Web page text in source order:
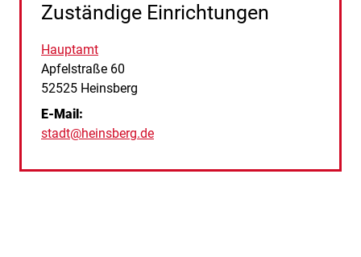
Zuständige Einrichtungen
Hauptamt
Straße:
Apfelstraße Hausnummer:
60
PLZ:
52525 Ort:
Heinsberg
E-Mail:
stadt@heinsberg.de